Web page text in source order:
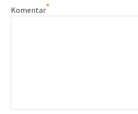
Komentar*